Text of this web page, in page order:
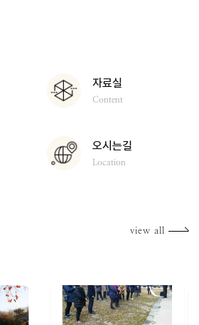
자료실
Content
오시는길
Location
view all 갤